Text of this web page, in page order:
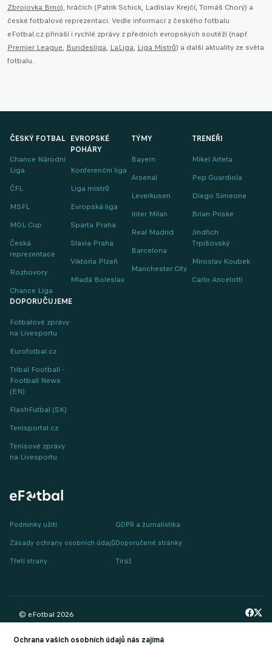
Zbrojovka Brno), hráčích (Patrik Schick, Ladislav Krejčí, Tomáš Chorý) a
české fotbalové reprezentaci. Vedle informací z českého fotbalu
eFotbal.cz přináší i rychlé zprávy z předních evropských soutěží (např.
Premier League, Bundesliga, LaLiga, Liga Mistrů) a další aktuality ze světa
fotbalu.
ČESKÝ FOTBAL
Chance Národní
Liga
ČFL
MSFL
MOL Cup
Česká
reprezentace
Rozhovory
Chance Liga
EVROPSKÉ
POHÁRY
Konferenční liga
Liga mistrů
Evropská liga
Sparta Praha
Slavia Praha
Viktoria Plzeň
Mladá Boleslav
TÝMY
Bayern
Arsenal
Leverkusen
Inter Milan
Real Madrid
Barcelona
Manchester City
TRENÉŘI
Mikel Arteta
Pep Guardiola
Diego Simeone
Brian Priske
Jindřich
Trpišovský
Miroslav Koubek
Carlo Ancelotti
DOPORUČUJEME
Fotbalové zprávy
na Livesportu
Eurofotbal.cz
Tribal Football -
Football News
(EN)
FlashFutbal (SK)
Tenisportal.cz
Tenisové zprávy
na Livesportu
Podmínky užití
Zásady ochrany osobních údajů
Třetí strany
GDPR a žurnalistika
Doporučené stránky
Tiráž
© eFotbal 2026
Ochrana vašich osobních údajů nás zajímá